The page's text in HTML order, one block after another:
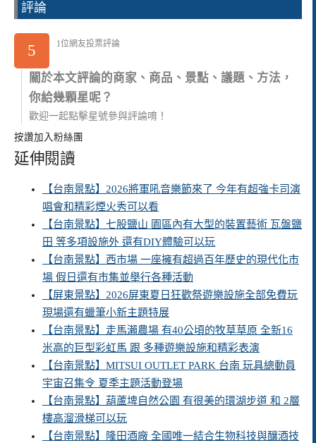
評論
5 1位網友投票評論
關於本文評論的商家、商品、景點、議題、方法，
你給幾顆星呢？
歡迎一起點擊星號參與評論唷！
按讚加入粉絲團
延伸閱讀
【台南景點】2026將軍吼音樂節來了 今年有超強卡司演
唱會和精彩煙火秀可以看
【台南景點】七股鹽山 園區內有大型的裝置藝術 瓦盤鹽
田 等多項設施外 還有DIY體驗可以玩
【台南景點】西市場 一座擁有超過百年歷史的現代化市
場 假日還有市集並舉行各種活動
【屏東景點】2026屏東夏日狂歡祭遊樂設施全部免費玩
現場還有蠟筆小新主題特展
【台南景點】走馬瀨農場 有40公頃的牧草草原 全新16
米高的巨型彩虹馬 跟 多種遊樂設施和精彩表演
【台南景點】MITSUI OUTLET PARK 台南 玩具總動員
宇宙召集令 夏季主題活動登場
【台南景點】葫蘆埤自然公園 有很美的環湖步道 和 2層
樓高溜滑梯可以玩
【台南景點】隆田酒廠 全國唯一結合生物科技與釀酒技